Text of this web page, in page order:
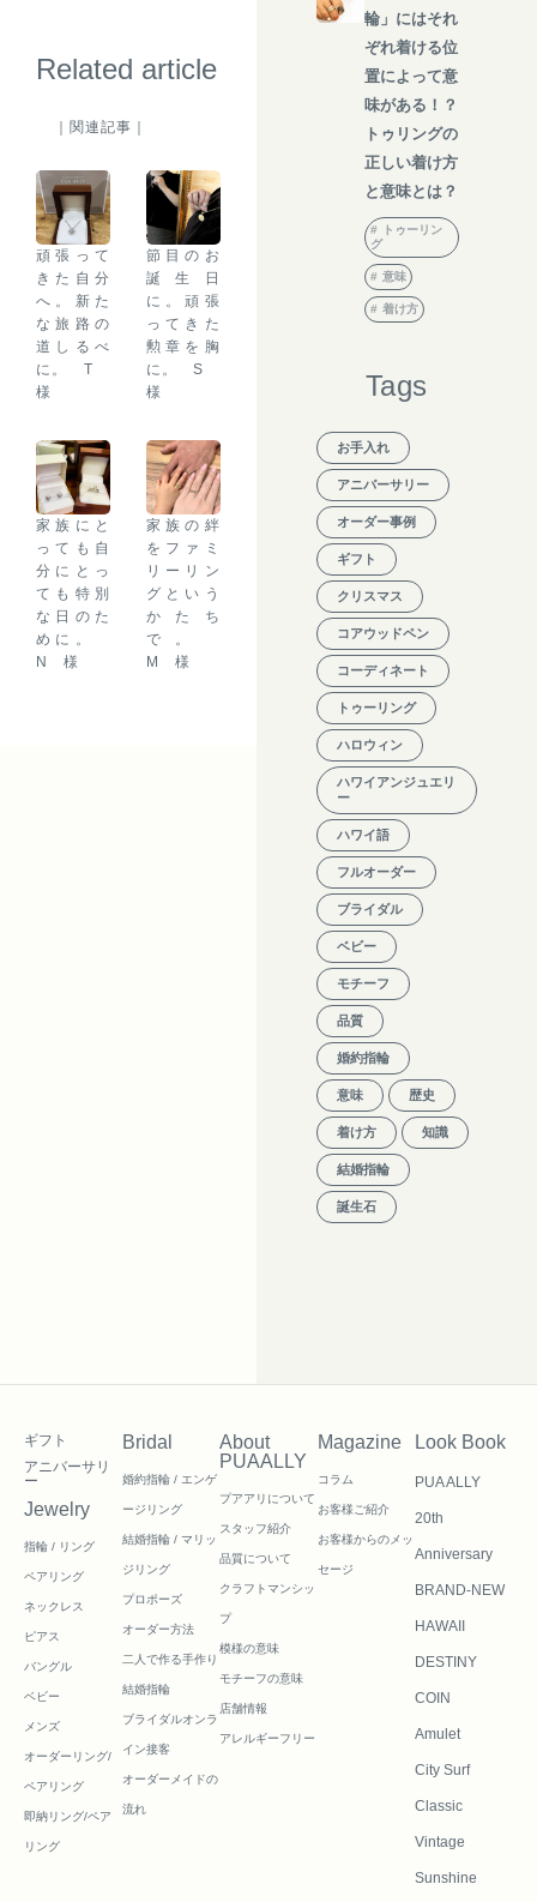
Related article
｜関連記事｜
頑張って
きた自分
へ。新た
な旅路の
道しるべ
に。 T
様
節目のお
誕生日
に。頑張
ってきた
勲章を胸
に。 S
様
家族にと
っても自
分にとっ
ても特別
な日のた
めに。
N 様
家族の絆
をファミ
リーリン
グという
かたち
で。
M 様
輪」にはそれ
ぞれ着ける位
置によって意
味がある！？
トゥリングの
正しい着け方
と意味とは？
トゥーリン
グ
意味
着け方
Tags
お手入れ
アニバーサリー
オーダー事例
ギフト
クリスマス
コアウッドペン
コーディネート
トゥーリング
ハロウィン
ハワイアンジュエリ
ー
ハワイ語
フルオーダー
ブライダル
ベビー
モチーフ
品質
婚約指輪
意味 歴史
着け方 知識
結婚指輪
誕生石
ギフト
アニバーサリ
ー
Jewelry
指輪 / リング
ペアリング
ネックレス
ピアス
バングル
ベビー
メンズ
オーダーリング/
ペアリング
即納リング/ペア
リング
Bridal
婚約指輪 / エンゲ
ージリング
結婚指輪 / マリッ
ジリング
プロポーズ
オーダー方法
二人で作る手作り
結婚指輪
ブライダルオンラ
イン接客
オーダーメイドの
流れ
About
PUAALLY
プアアリについて
スタッフ紹介
品質について
クラフトマンシッ
プ
模様の意味
モチーフの意味
店舗情報
アレルギーフリー
Magazine
コラム
お客様ご紹介
お客様からのメッ
セージ
Look Book
PUA ALLY
20th
Anniversary
BRAND-NEW
HAWAII
DESTINY
COIN
Amulet
City Surf
Classic
Vintage
Sunshine